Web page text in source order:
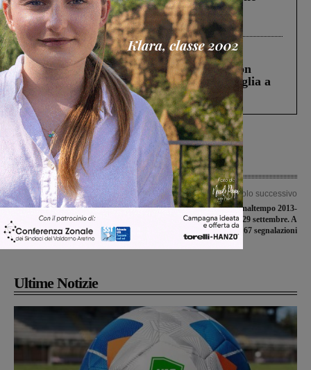
Gianni, Giulia e Franco. Lo schianto, il
processo, lo stop ai sorpassi fra tir....
Cronaca 3 Agosto 2026
Scomparso da una struttura di Castiglion
Fiorentino l’uomo che aveva ucciso la figlia a
Levane nel 2020
Articolo precedente
Vulnerabilità sismica degli edifici
scolastici, l’opposizione interroga il
sindaco: “Quali interventi sono stati
fatti?”
Articolo successivo
Richieste danni per il maltempo 2013-
15, c’è tempo fino al 29 settembre. A
Reggello 67 segnalazioni
Ultime Notizie